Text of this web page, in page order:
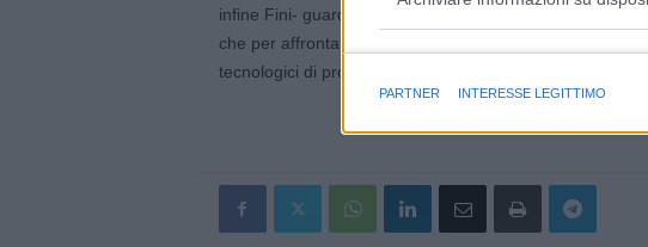
Finalità e caratteristiche speciali
PARTNER INTERESSE LEGITTIMO
infine Fini- guardi anche a questi eventi estremi e agli
che per affrontarli ha bisogno anche di innovazione e di
tecnologici di protezione delle colture”.